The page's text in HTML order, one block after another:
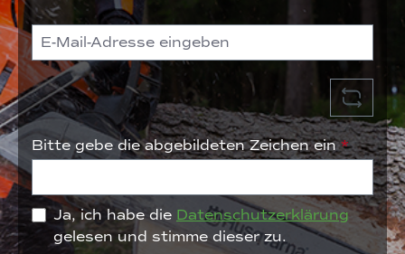
Bitte gebe die abgebildeten Zeichen ein*
Ja, ich habe die Datenschutzerklärung
gelesen und stimme dieser zu.